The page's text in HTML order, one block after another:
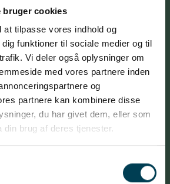
bruger cookies
at tilpasse vores indhold og
funktioner til sociale medier og til
Vi deler også oplysninger om
med vores partnere inden
og
partnere kan kombinere disse
du har givet dem, eller som
din brug af deres tjenester.
for professionel svineavl
genetisk ekspertise i absolut
Dét er opskriften på Danish
– et stærkt
det globale marked for
og forhandlere.